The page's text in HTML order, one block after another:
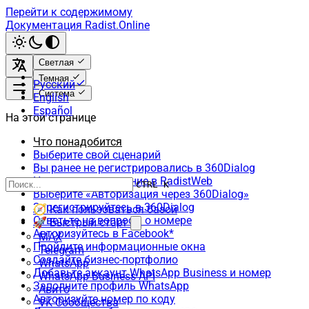
Перейти к содержимому
Документация Radist.Online
Светлая
Темная
Система
Русский
English
Español
CTRL K
🧭 Как пользоваться базой
🚀 Быстрый старт
MAX
Telegram
WhatsApp
WhatsApp Business API
Авито
VK Сообщества
На этой странице
Что понадобится
Выберите свой сценарий
Вы ранее не регистрировались в 360Dialog
Начните подключение в RadistWeb
Выберите «Авторизация через 360Dialog»
Зарегистрируйтесь в 360Dialog
Ответьте на вопросы о номере
Авторизуйтесь в Facebook*
Пройдите информационные окна
Создайте бизнес-портфолио
Добавьте аккаунт WhatsApp Business и номер
Заполните профиль WhatsApp
Авторизуйте номер по коду